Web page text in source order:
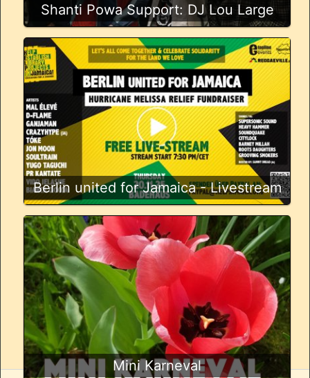
Shanti Powa Support: DJ Lou Large
Berlin united for Jamaica - Livestream
Mini Karneval